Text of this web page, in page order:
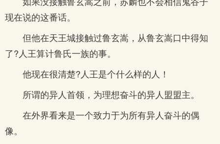
现在说的这番话。
但他在天王城接触过鲁玄嵩，从鲁玄嵩口中得知
了?人王算计鲁氏一族的事。
他现在很清楚?人王是个什么样的人！
所谓的异人首领，为理想奋斗的异人盟盟主。
在外界看来是一个致力于为所有异人奋斗的偶
像。